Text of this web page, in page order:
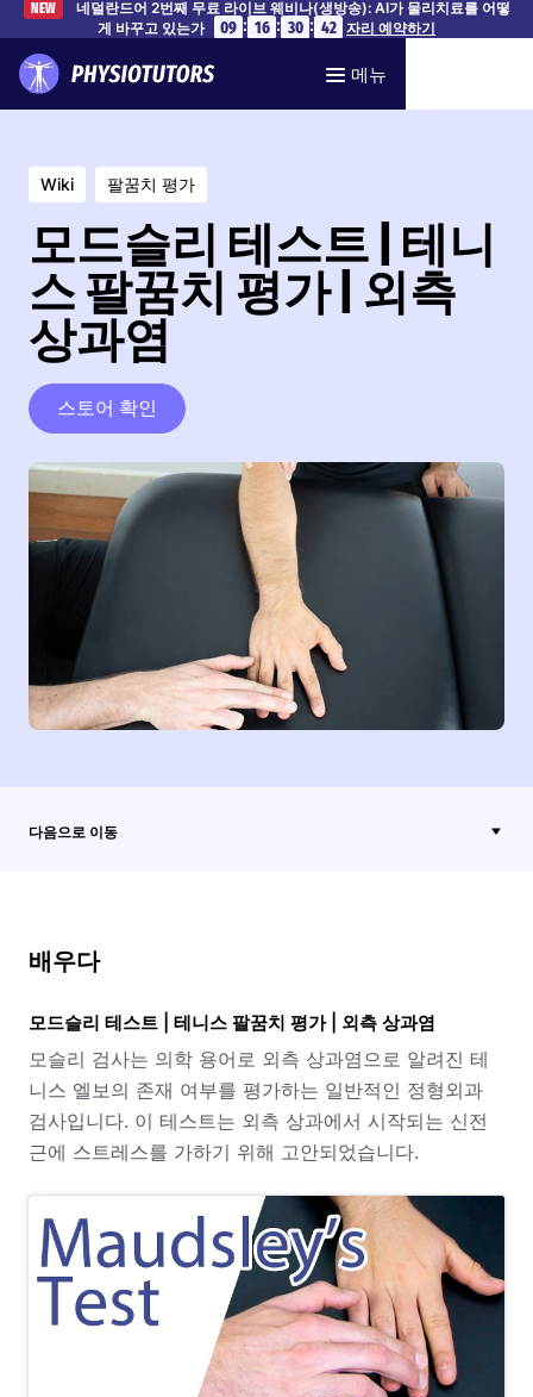
NEW
네덜란드어 2번째 무료 라이브 웨비나(생방송): AI가 물리치료를 어떻
게 바꾸고 있는가
09 : 16 : 30 : 41 자리 예약하기
메뉴
Wiki 팔꿈치 평가
모드슬리 테스트 | 테니
스 팔꿈치 평가 | 외측
상과염
스토어 확인
다음으로 이동
배우다
모드슬리 테스트 | 테니스 팔꿈치 평가 | 외측 상과염
모슬리 검사는 의학 용어로 외측 상과염으로 알려진 테
니스 엘보의 존재 여부를 평가하는 일반적인 정형외과
검사입니다. 이 테스트는 외측 상과에서 시작되는 신전
근에 스트레스를 가하기 위해 고안되었습니다.